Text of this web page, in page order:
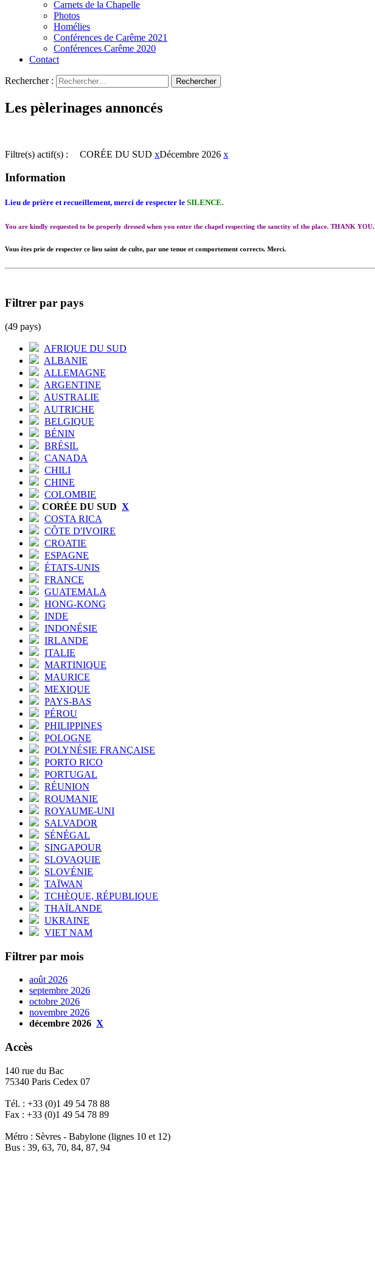
Carnets de la Chapelle
Photos
Homélies
Conférences de Carême 2021
Conférences Carême 2020
Contact
Rechercher :
Les pèlerinages annoncés
Filtre(s) actif(s) : CORÉE DU SUD xDécembre 2026 x
Information
Lieu de prière et recueillement, merci de respecter le SILENCE.
You are kindly requested to be properly dressed when you enter the chapel respecting the sanctity of the place. THANK YOU.
Vous êtes prie de respecter ce lieu saint de culte, par une tenue et comportement corrects. Merci.
Filtrer par pays
(49 pays)
AFRIQUE DU SUD
ALBANIE
ALLEMAGNE
ARGENTINE
AUSTRALIE
AUTRICHE
BELGIQUE
BÉNIN
BRÉSIL
CANADA
CHILI
CHINE
COLOMBIE
CORÉE DU SUD X
COSTA RICA
CÔTE D'IVOIRE
CROATIE
ESPAGNE
ÉTATS-UNIS
FRANCE
GUATEMALA
HONG-KONG
INDE
INDONÉSIE
IRLANDE
ITALIE
MARTINIQUE
MAURICE
MEXIQUE
PAYS-BAS
PÉROU
PHILIPPINES
POLOGNE
POLYNÉSIE FRANÇAISE
PORTO RICO
PORTUGAL
RÉUNION
ROUMANIE
ROYAUME-UNI
SALVADOR
SÉNÉGAL
SINGAPOUR
SLOVAQUIE
SLOVÉNIE
TAÏWAN
TCHÈQUE, RÉPUBLIQUE
THAÏLANDE
UKRAINE
VIET NAM
Filtrer par mois
août 2026
septembre 2026
octobre 2026
novembre 2026
décembre 2026 X
Accès
140 rue du Bac
75340 Paris Cedex 07
Tél. : +33 (0)1 49 54 78 88
Fax : +33 (0)1 49 54 78 89
Métro : Sèvres - Babylone (lignes 10 et 12)
Bus : 39, 63, 70, 84, 87, 94